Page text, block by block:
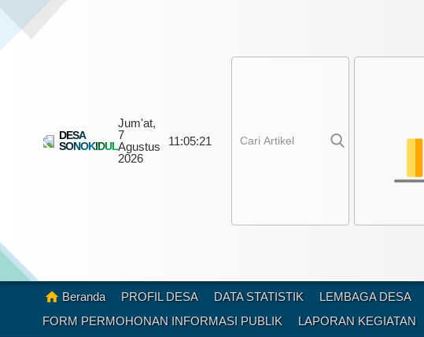
DESA
SONOKIDUL
Jum'at,
7
Agustus
2026
11:05:23
Beranda PROFIL DESA DATA STATISTIK LEMBAGA DESA
FORM PERMOHONAN INFORMASI PUBLIK
LAPORAN KEGIATAN